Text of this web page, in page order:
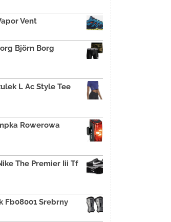
Vent
Björn Borg
L Ac Style Tee
Rowerowa
The Premier Iii Tf
Fb08001 Srebrny